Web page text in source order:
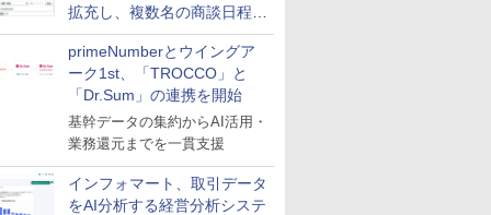
拡充し、複数名の商談日程調
整を効率化
primeNumberとウイングア
ーク1st、「TROCCO」と
「Dr.Sum」の連携を開始
基幹データの集約からAI活用・
業務還元までを一貫支援
インフォマート、取引データ
をAI分析する経営分析システ